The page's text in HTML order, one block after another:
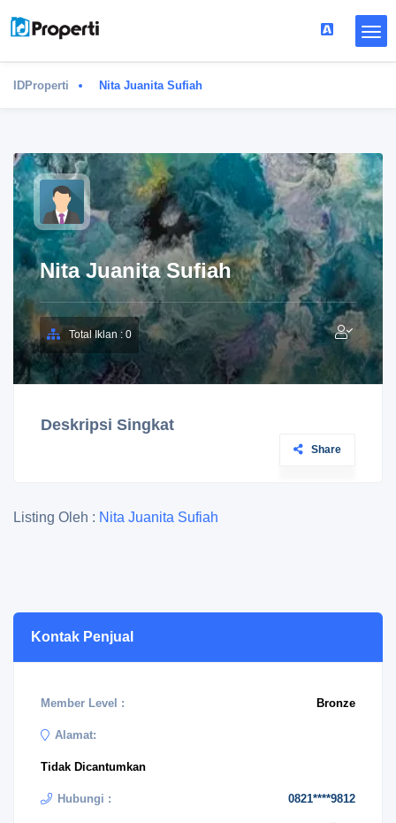
IDProperti Nita Juanita Sufiah
Nita Juanita Sufiah
Total Iklan : 0
Deskripsi Singkat
Share
Listing Oleh : Nita Juanita Sufiah
Kontak Penjual
Member Level : Bronze
Alamat:
Tidak Dicantumkan
Hubungi : 0821****9812